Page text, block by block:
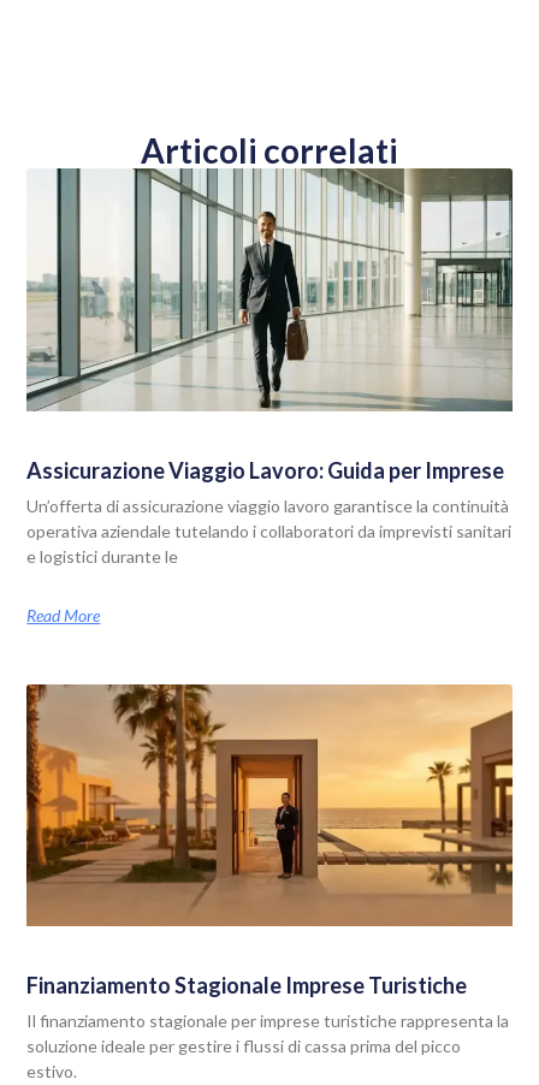
Articoli correlati
Assicurazione Viaggio Lavoro: Guida per Imprese
Un’offerta di assicurazione viaggio lavoro garantisce la continuità
operativa aziendale tutelando i collaboratori da imprevisti sanitari
e logistici durante le
Read More
Finanziamento Stagionale Imprese Turistiche
Il finanziamento stagionale per imprese turistiche rappresenta la
soluzione ideale per gestire i flussi di cassa prima del picco
estivo.